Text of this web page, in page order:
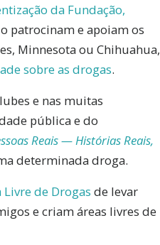
da Fundação,
patrocinam e apoiam os
Minnesota ou Chihuahua,
sobre as drogas.
e nas muitas
pública e do
Reais — Histórias Reais,
determinada droga.
Livre de Drogas de levar
e criam áreas livres de